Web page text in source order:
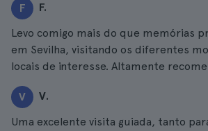
F F.
Levo comigo mais do que memórias
em Sevilha, visitando os diferentes
locais de interesse. Altamente
V V.
Uma excelente visita guiada, tanto